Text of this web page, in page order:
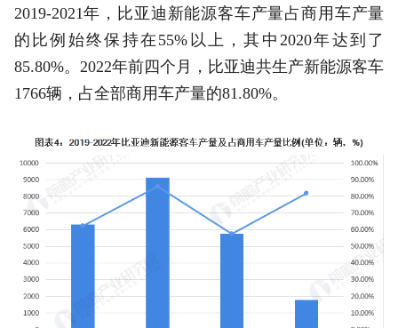
2019-2021年，比亚迪新能源客车产量占商用车产量
的比例始终保持在55%以上，其中2020年达到了
85.80%。2022年前四个月，比亚迪共生产新能源客车
1766辆，占全部商用车产量的81.80%。